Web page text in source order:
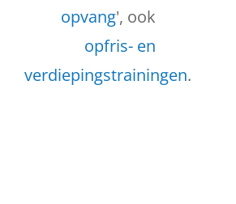
opvang', ook
opfris- en
verdiepingstrainingen.